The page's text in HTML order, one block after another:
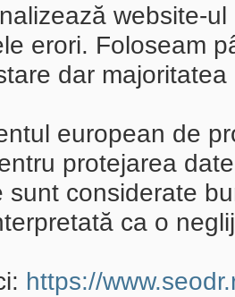
website-
erori. Foloseam
dar
european de
protejarea
sunt considerate
ca o
https://